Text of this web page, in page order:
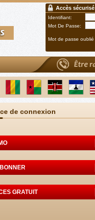
Accès sécurisé
Identifiant:
Mot De Passe:
Mot de passe oublié
de connexion
GRATUIT